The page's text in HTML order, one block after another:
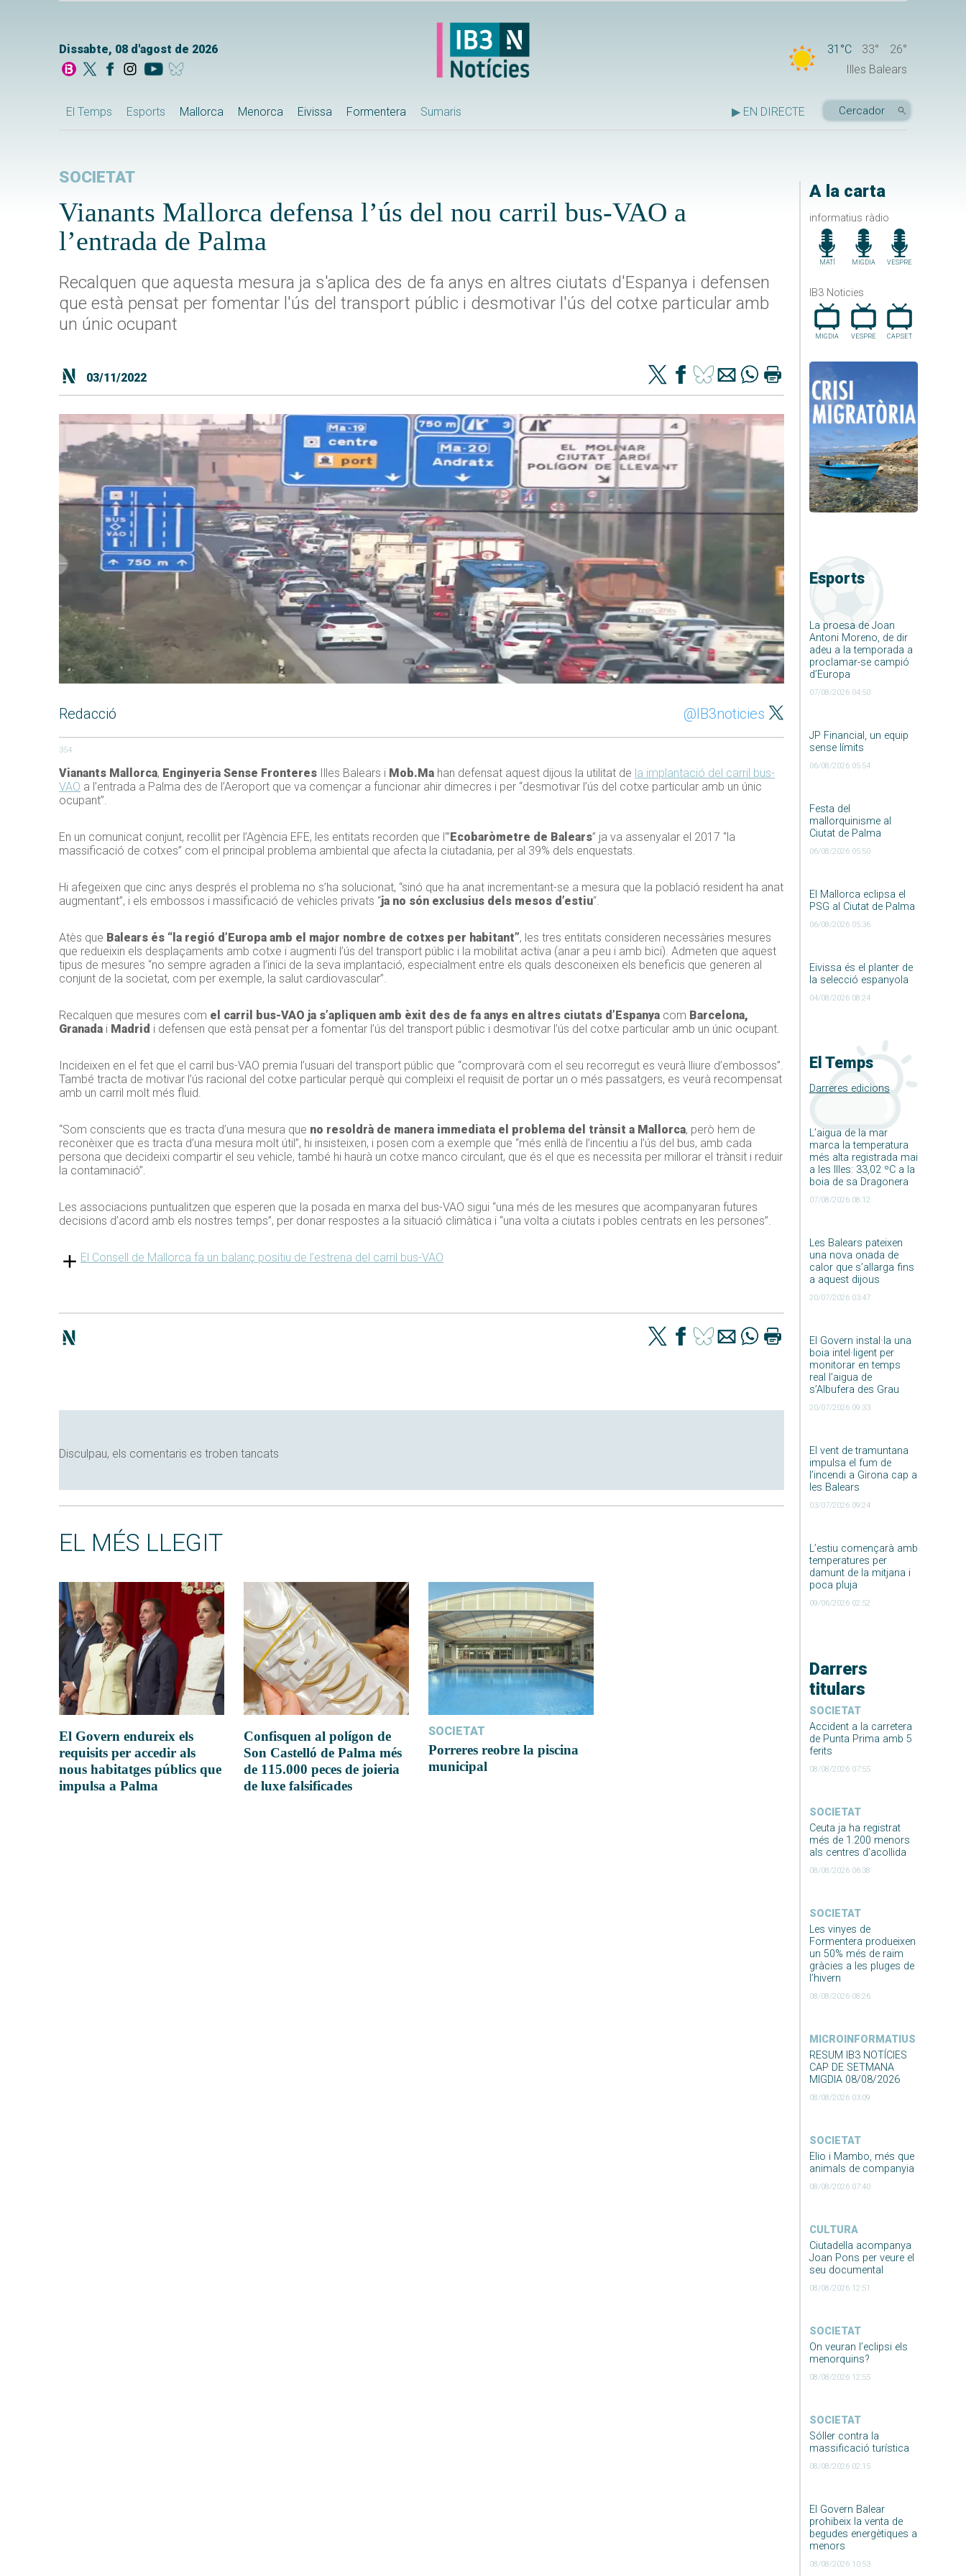
Dissabte, 08 d'agost de 2026 31°C 33°
26°
Illes Balears
El Temps Esports Mallorca Menorca Eivissa Formentera Sumaris ▶ EN DIRECTE
A la carta
informatius ràdio
MATÍ MIGDIA VESPRE
IB3 Noticies
MIGDIA VESPRE CAP.SET
Esports
La proesa de Joan
Antoni Moreno, de dir
adeu a la temporada a
proclamar-se campió
d’Europa
07/08/2026 04:50
JP Financial, un equip
sense límits
06/08/2026 05:54
Festa del
mallorquinisme al
Ciutat de Palma
06/08/2026 05:50
El Mallorca eclipsa el
PSG al Ciutat de Palma
06/08/2026 05:36
Eivissa és el planter de
la selecció espanyola
04/08/2026 08:24
El Temps
Darreres edicions
L’aigua de la mar
marca la temperatura
més alta registrada mai
a les Illes: 33,02 ºC a la
boia de sa Dragonera
07/08/2026 08:12
Les Balears pateixen
una nova onada de
calor que s’allarga fins
a aquest dijous
20/07/2026 03:47
El Govern instal·la una
boia intel·ligent per
monitorar en temps
real l’aigua de
s’Albufera des Grau
20/07/2026 09:33
El vent de tramuntana
impulsa el fum de
l’incendi a Girona cap a
les Balears
03/07/2026 09:24
L’estiu començarà amb
temperatures per
damunt de la mitjana i
poca pluja
09/06/2026 02:52
Darrers
titulars
SOCIETAT
Accident a la carretera
de Punta Prima amb 5
ferits
08/08/2026 07:55
SOCIETAT
Ceuta ja ha registrat
més de 1.200 menors
als centres d’acollida
08/08/2026 06:38
SOCIETAT
Les vinyes de
Formentera produeixen
un 50% més de raïm
gràcies a les pluges de
l’hivern
08/08/2026 08:26
MICROINFORMATIUS
RESUM IB3 NOTÍCIES
CAP DE SETMANA
MIGDIA 08/08/2026
08/08/2026 03:09
SOCIETAT
Elio i Mambo, més que
animals de companyia
08/08/2026 07:40
CULTURA
Ciutadella acompanya
Joan Pons per veure el
seu documental
08/08/2026 12:51
SOCIETAT
On veuran l’eclipsi els
menorquins?
08/08/2026 12:55
SOCIETAT
Sóller contra la
massificació turística
08/08/2026 02:15
El Govern Balear
prohibeix la venta de
begudes energètiques a
menors
08/08/2026 10:53
SOCIETAT
Vianants Mallorca defensa l’ús del nou carril bus-VAO a
l’entrada de Palma
Recalquen que aquesta mesura ja s'aplica des de fa anys en altres ciutats d'Espanya i defensen
que està pensat per fomentar l'ús del transport públic i desmotivar l'ús del cotxe particular amb
un únic ocupant
03/11/2022
Redacció @IB3noticies
354
Vianants Mallorca, Enginyeria Sense Fronteres Illes Balears i Mob.Ma han defensat aquest dijous la utilitat de la implantació del carril bus-
VAO a l’entrada a Palma des de l’Aeroport que va començar a funcionar ahir dimecres i per “desmotivar l’ús del cotxe particular amb un únic
ocupant”.
En un comunicat conjunt, recollit per l’Agència EFE, les entitats recorden que l'” Ecobaròmetre de Balears” ja va assenyalar el 2017 “la
massificació de cotxes” com el principal problema ambiental que afecta la ciutadania, per al 39% dels enquestats.
Hi afegeixen que cinc anys després el problema no s’ha solucionat, “sinó que ha anat incrementant-se a mesura que la població resident ha anat
augmentant”, i els embossos i massificació de vehicles privats “ja no són exclusius dels mesos d’estiu“.
Atès que Balears és “la regió d’Europa amb el major nombre de cotxes per habitant”, les tres entitats consideren necessàries mesures
que redueixin els desplaçaments amb cotxe i augmenti l’ús del transport públic i la mobilitat activa (anar a peu i amb bici). Admeten que aquest
tipus de mesures “no sempre agraden a l’inici de la seva implantació, especialment entre els quals desconeixen els beneficis que generen al
conjunt de la societat, com per exemple, la salut cardiovascular”.
Recalquen que mesures com el carril bus-VAO ja s’apliquen amb èxit des de fa anys en altres ciutats d’Espanya com Barcelona,
Granada i Madrid i defensen que està pensat per a fomentar l’ús del transport públic i desmotivar l’ús del cotxe particular amb un únic ocupant.
Incideixen en el fet que el carril bus-VAO premia l’usuari del transport públic que “comprovarà com el seu recorregut es veurà lliure d’embossos”.
També tracta de motivar l’ús racional del cotxe particular perquè qui compleixi el requisit de portar un o més passatgers, es veurà recompensat
amb un carril molt més fluid.
“Som conscients que es tracta d’una mesura que no resoldrà de manera immediata el problema del trànsit a Mallorca, però hem de
reconèixer que es tracta d’una mesura molt útil”, hi insisteixen, i posen com a exemple que “més enllà de l’incentiu a l’ús del bus, amb cada
persona que decideixi compartir el seu vehicle, també hi haurà un cotxe manco circulant, que és el que es necessita per millorar el trànsit i reduir
la contaminació”.
Les associacions puntualitzen que esperen que la posada en marxa del bus-VAO sigui “una més de les mesures que acompanyaran futures
decisions d’acord amb els nostres temps”, per donar respostes a la situació climàtica i “una volta a ciutats i pobles centrats en les persones”.
El Consell de Mallorca fa un balanç positiu de l’estrena del carril bus-VAO
Disculpau, els comentaris es troben tancats
EL MÉS LLEGIT
El Govern endureix els
requisits per accedir als
nous habitatges públics que
impulsa a Palma
Confisquen al polígon de
Son Castelló de Palma més
de 115.000 peces de joieria
de luxe falsificades
SOCIETAT
Porreres reobre la piscina
municipal